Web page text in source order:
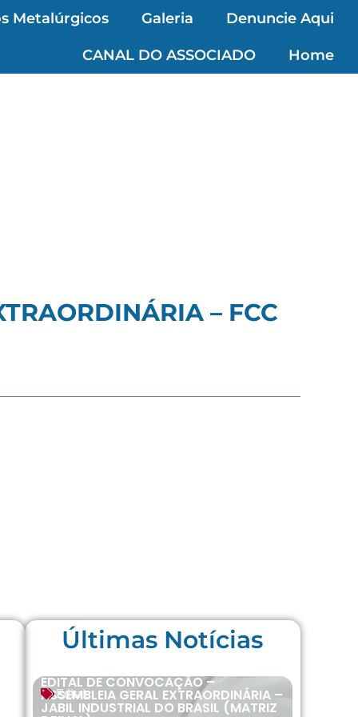
Metalúrgicos Galeria Denuncie Aqui
CANAL DO ASSOCIADO Home
– FCC
Últimas Notícias
Editais
EDITAL DE CONVOCAÇÃO –
ASSEMBLEIA GERAL EXTRAORDINÁRIA –
JABIL INDUSTRIAL DO BRASIL (MATRIZ